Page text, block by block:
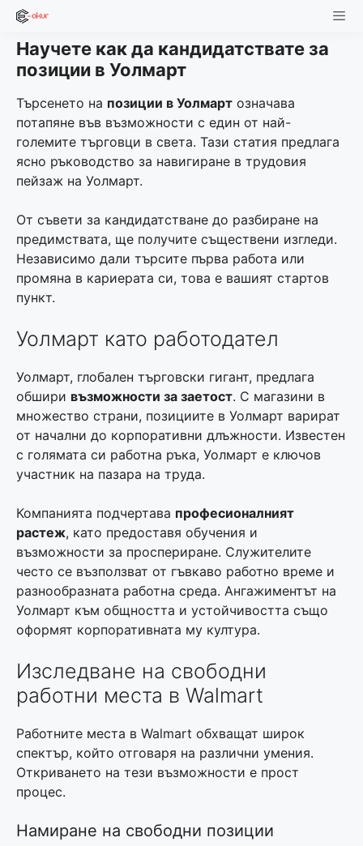
Skip
content
Научете как да кандидатствате за
позиции в Уолмарт
Търсенето на позиции в Уолмарт означава
потапяне във възможности с един от най-
големите търговци в света. Тази статия предлага
ясно ръководство за навигиране в трудовия
пейзаж на Уолмарт.
От съвети за кандидатстване до разбиране на
предимствата, ще получите съществени изгледи.
Независимо дали търсите първа работа или
промяна в кариерата си, това е вашият стартов
пункт.
Уолмарт като работодател
Уолмарт, глобален търговски гигант, предлага
обшири възможности за заетост. С магазини в
множество страни, позициите в Уолмарт варират
от начални до корпоративни длъжности. Известен
с голямата си работна ръка, Уолмарт е ключов
участник на пазара на труда.
Компанията подчертава професионалният
растеж, като предоставя обучения и
възможности за проспериране. Служителите
често се възползват от гъвкаво работно време и
разнообразната работна среда. Ангажиментът на
Уолмарт към общността и устойчивостта също
оформят корпоративната му култура.
Изследване на свободни
работни места в Walmart
Работните места в Walmart обхващат широк
спектър, който отговаря на различни умения.
Откриването на тези възможности е прост
процес.
Намиране на свободни позиции